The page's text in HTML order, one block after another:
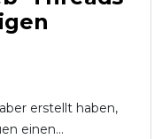
erstellt haben,
einen...